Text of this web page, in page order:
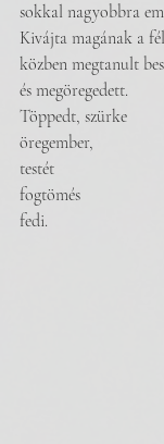
sokkal nagyobbra
Kivájta magának a
közben megtanult
és megöregedett.
Töppedt, szürke
öregember,
testét
fogtömés
fedi.